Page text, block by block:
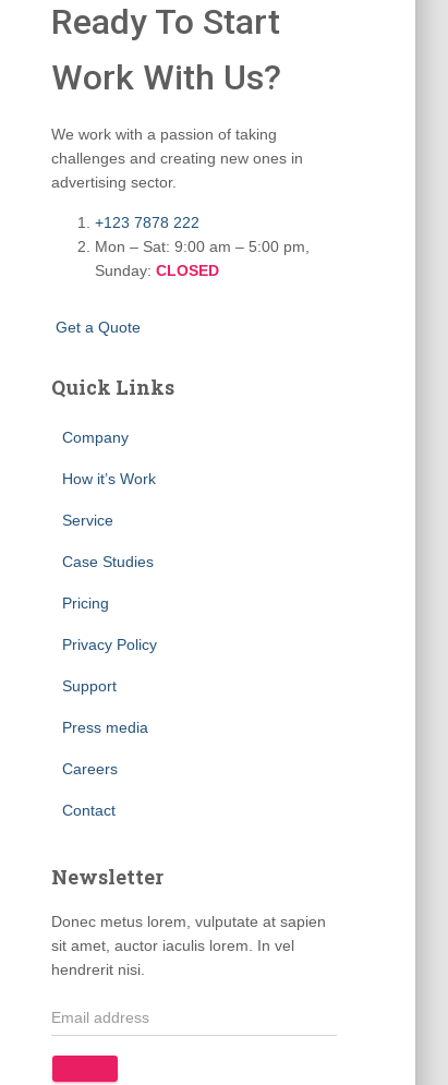
Ready To Start
Work With Us?
We work with a passion of taking
challenges and creating new ones in
advertising sector.
+123 7878 222
Mon – Sat: 9:00 am – 5:00 pm,
Sunday: CLOSED
Get a Quote
Quick Links
Company
How it’s Work
Service
Case Studies
Pricing
Privacy Policy
Support
Press media
Careers
Contact
Newsletter
Donec metus lorem, vulputate at sapien
sit amet, auctor iaculis lorem. In vel
hendrerit nisi.